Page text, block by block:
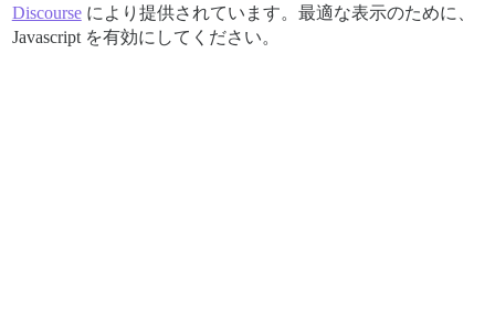
Discourseにより提供されています。最適な表示のために、
Javascript を有効にしてください。